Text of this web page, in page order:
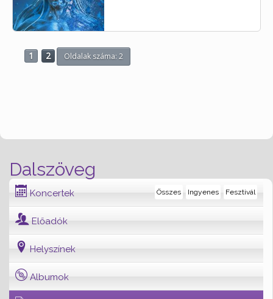
Dalszöveg
Koncertek Fesztivál
Ingyenes
Összes
Előadók
Helyszínek
Albumok
1 2 Oldalak száma: 2